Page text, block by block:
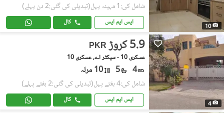
10
شامل کی:1 مہینہ پہل (تبدیلی کی گئی:2 دن پہلے)
ایس ایم ایس کال
4
PKR 5.9 کروڑ
عسکری 10 - سیکٹر اے, عسکری 10
4
5 10 مرلہ
شامل کی:4 ہفتے پہل (تبدیلی کی گئی:2 ہفتے پہلے)
ایس ایم ایس کال